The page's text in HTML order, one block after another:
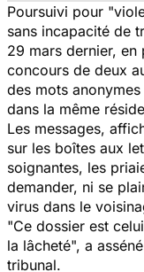
Poursuivi pour
sans incapacité de
29 mars dernier,
concours de deux
des mots
dans la même
Les messages,
sur les boîtes aux
soignantes, les
demander, ni se
virus dans le
"Ce dossier est
la lâcheté", a
tribunal.